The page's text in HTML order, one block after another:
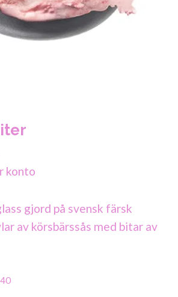
konto
gjord på svensk färsk
av körsbärssås med bitar av